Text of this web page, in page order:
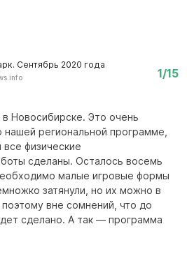
Сентябрь 2020 года
1/15
Новосибирске. Это очень
региональной программе,
все физические
сделаны. Осталось восемь
малые игровые формы
затянули, но их можно в
вне сомнений, что до
сделано. А так — программа